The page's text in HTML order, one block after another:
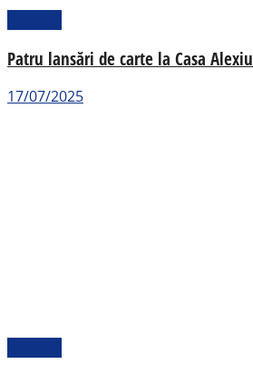
Patru lansări de carte la Casa Alexiu
17/07/2025